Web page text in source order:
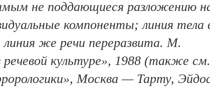
не поддающиеся разложению
компоненты; линия тела
же речи переразвита. М.
культуре», 1988 (также см.
Москва — Тарту,